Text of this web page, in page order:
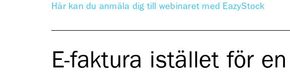
Här kan du anmäla dig till webinaret med EazyStock
E-faktura istället för